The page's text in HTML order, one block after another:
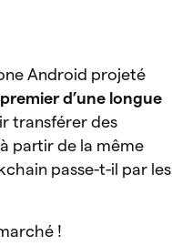
Android projeté
premier d’une longue
transférer des
partir de la même
passe-t-il par les
!